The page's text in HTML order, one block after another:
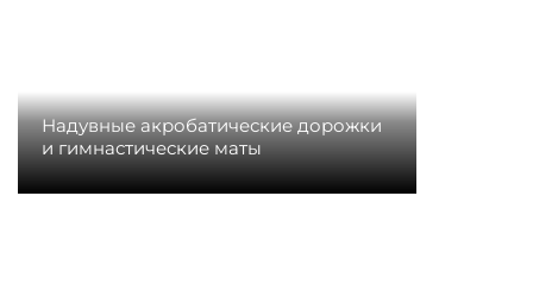
Надувные акробатические дорожки
и гимнастические маты